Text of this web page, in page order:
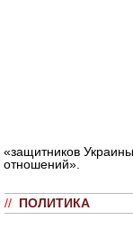
«защитников
отношений».
// ПОЛИТИКА